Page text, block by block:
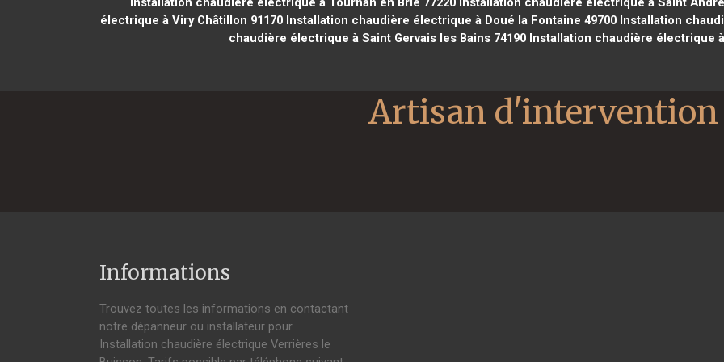
électrique à Viry Châtillon 91170 Installation chaudière électrique à Doué la Fontaine 49700 Installation
chaudière électrique à Saint Gervais les Bains 74190Installation chaudière électrique à
Informations
Trouvez toutes les informations en contactant
notre dépanneur ou installateur pour
Installation chaudière électrique Verrières le
Artisan d'intervention